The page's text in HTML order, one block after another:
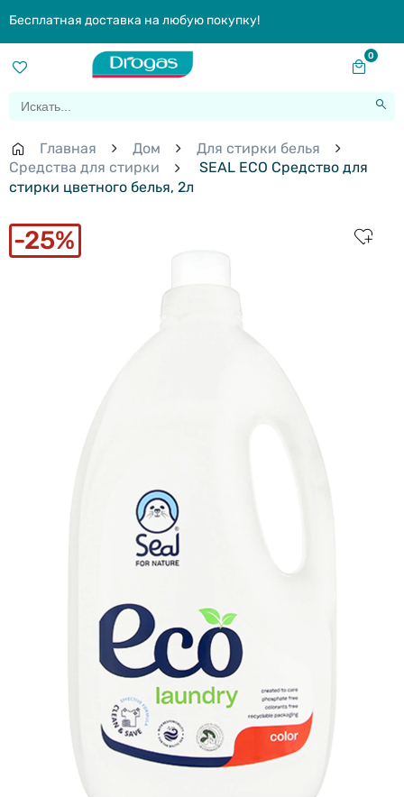
Бесплатная доставка на любую покупку!
0
Главная Дом
Для стирки белья
Средства для стирки
SEAL ECO Cредство для
стирки цветного белья, 2л
25%